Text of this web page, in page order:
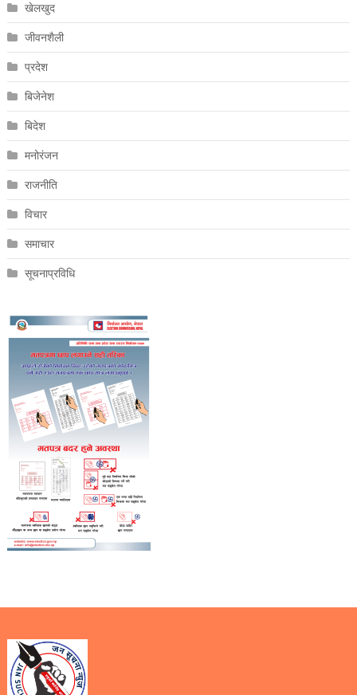
खेलखुद
जीवनशैली
प्रदेश
बिजेनेश
बिदेश
मनोरंजन
राजनीति
विचार
समाचार
सूचनाप्रविधि